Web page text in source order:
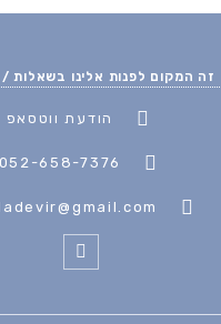
זה המקום לפנות אלינו בשאלות
הודעת ווטסאפ
052-658-7376
F
a
c
b